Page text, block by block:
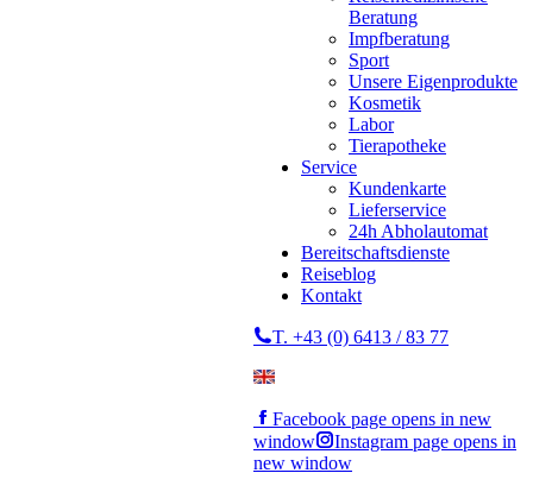
Beratung
Impfberatung
Sport
Unsere Eigenprodukte
Kosmetik
Labor
Tierapotheke
Service
Kundenkarte
Lieferservice
24h Abholautomat
Bereitschaftsdienste
Reiseblog
Kontakt
T. +43 (0) 6413 / 83 77
Facebook page opens in new
window
Instagram page opens in
new window